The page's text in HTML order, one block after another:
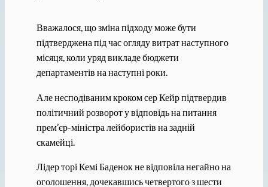
Вважалося, що зміна підходу може бути
підтверджена під час огляду витрат наступного
місяця, коли уряд викладе бюджети
департаментів на наступні роки.
Але несподіваним кроком сер Кейр підтвердив
політичний розворот у відповідь на питання
прем’єр-міністра лейбористів на задній
скамейці.
Лідер торі Кемі Баденок не відповіла негайно на
оголошення, дочекавшись четвертого з шести